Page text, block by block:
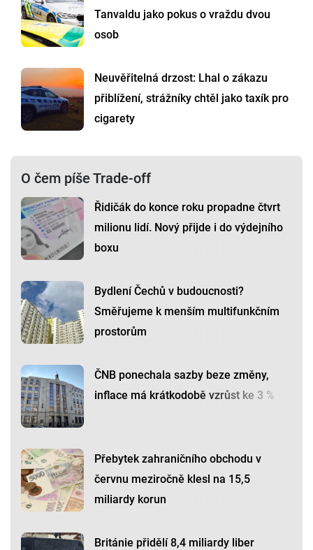
Tanvaldu jako pokus o vraždu dvou
osob
Neuvěřitelná drzost: Lhal o zákazu
přiblížení, strážníky chtěl jako taxík pro
cigarety
O čem píše Trade-off
Řidičák do konce roku propadne čtvrt
milionu lidí. Nový přijde i do výdejního
boxu
Bydlení Čechů v budoucnosti?
Směřujeme k menším multifunkčním
prostorům
ČNB ponechala sazby beze změny,
inflace má krátkodobě vzrůst ke 3 %
Přebytek zahraničního obchodu v
červnu meziročně klesl na 15,5
miliardy korun
Británie přidělí 8,4 miliardy liber